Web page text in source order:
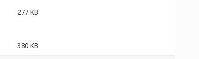
277 KB
380 KB